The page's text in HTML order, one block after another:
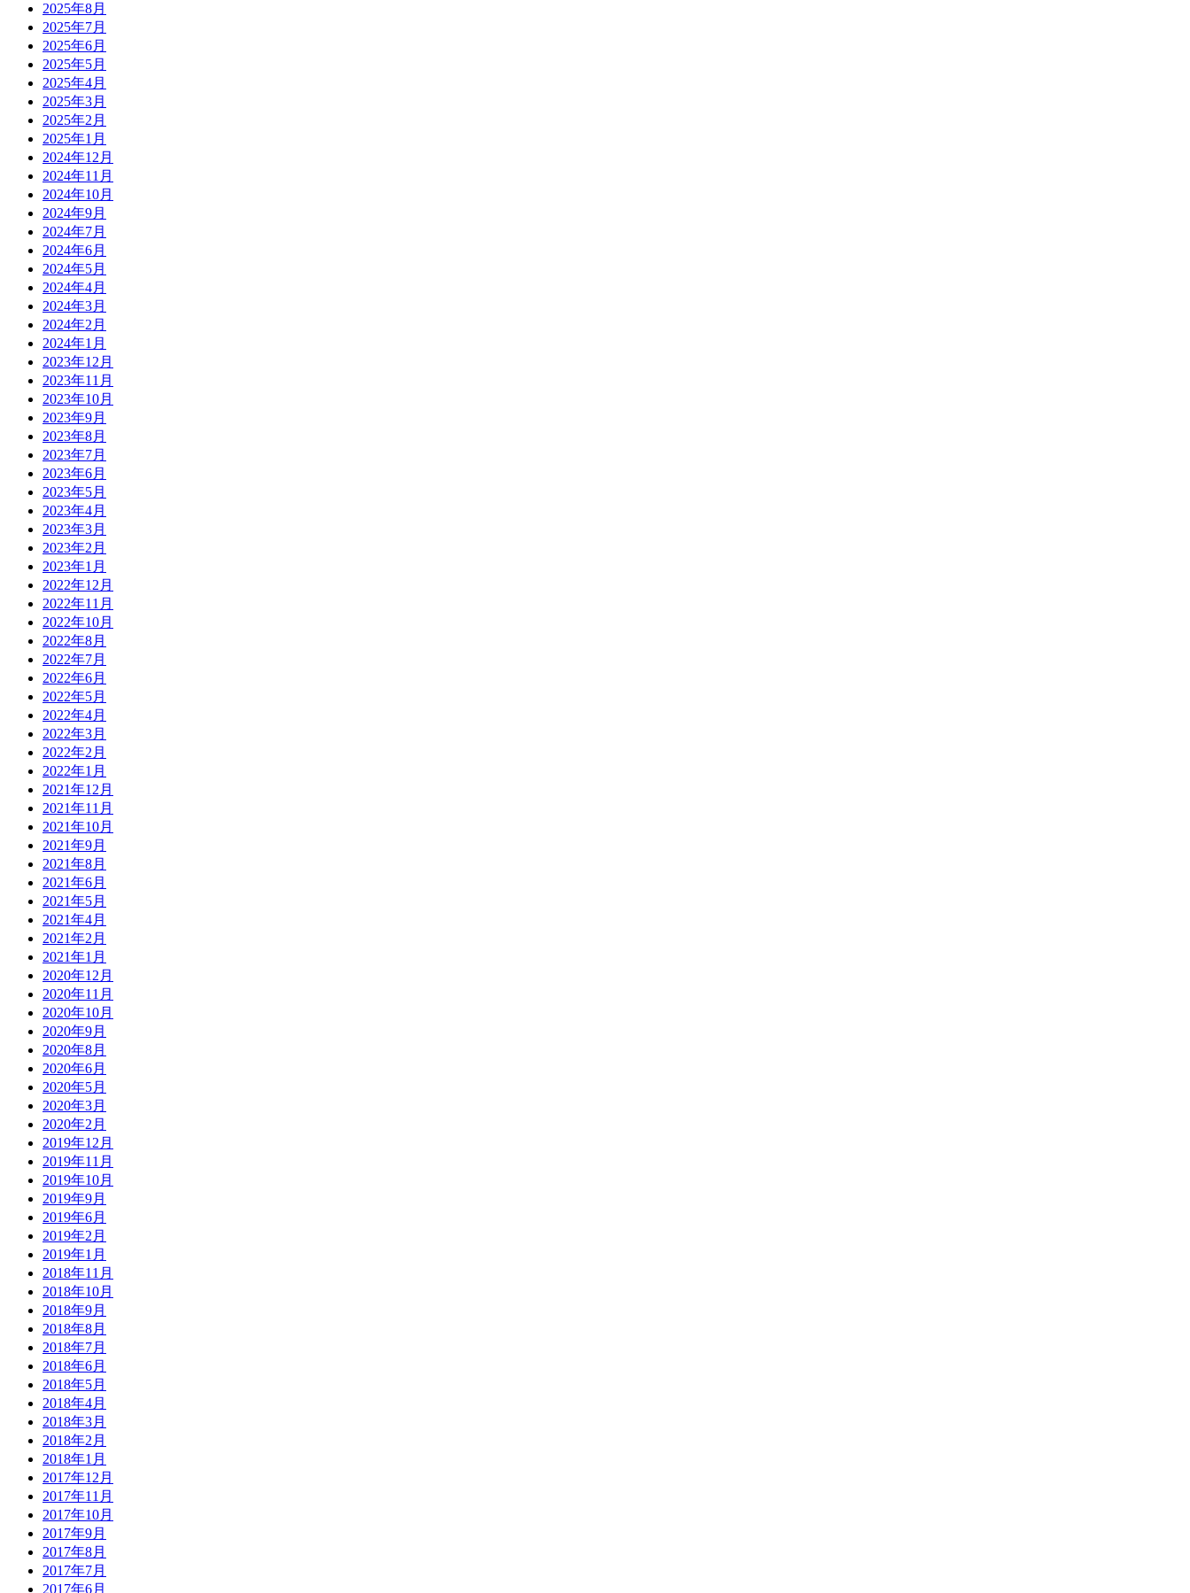
2025年8月
2025年7月
2025年6月
2025年5月
2025年4月
2025年3月
2025年2月
2025年1月
2024年12月
2024年11月
2024年10月
2024年9月
2024年7月
2024年6月
2024年5月
2024年4月
2024年3月
2024年2月
2024年1月
2023年12月
2023年11月
2023年10月
2023年9月
2023年8月
2023年7月
2023年6月
2023年5月
2023年4月
2023年3月
2023年2月
2023年1月
2022年12月
2022年11月
2022年10月
2022年8月
2022年7月
2022年6月
2022年5月
2022年4月
2022年3月
2022年2月
2022年1月
2021年12月
2021年11月
2021年10月
2021年9月
2021年8月
2021年6月
2021年5月
2021年4月
2021年2月
2021年1月
2020年12月
2020年11月
2020年10月
2020年9月
2020年8月
2020年6月
2020年5月
2020年3月
2020年2月
2019年12月
2019年11月
2019年10月
2019年9月
2019年6月
2019年2月
2019年1月
2018年11月
2018年10月
2018年9月
2018年8月
2018年7月
2018年6月
2018年5月
2018年4月
2018年3月
2018年2月
2018年1月
2017年12月
2017年11月
2017年10月
2017年9月
2017年8月
2017年7月
2017年6月